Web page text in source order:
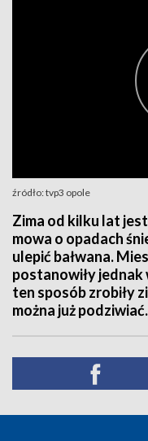
źródło: tvp3 opole
Zima od kilku lat
mowa o opadach
ulepić bałwana.
postanowiły jednak
ten sposób zrobiły
można już podziwiać.